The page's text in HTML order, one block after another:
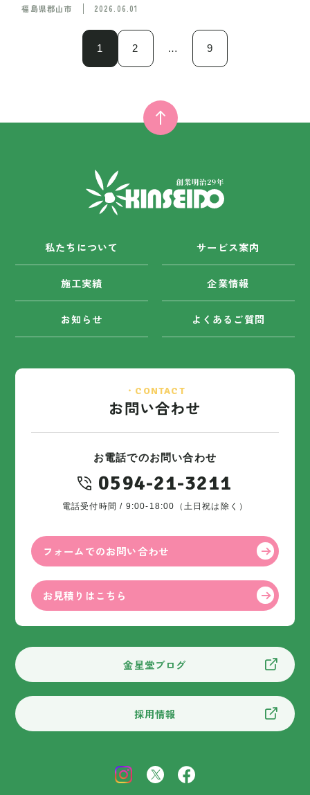
福島県郡山市 2026.06.01
1 2 … 9
私たちについて サービス案内
施工実績 企業情報
お知らせ よくあるご質問
金星堂ブログ
採用情報
・CONTACT
お問い合わせ
お電話でのお問い合わせ
0594-21-3211
電話受付時間 / 9:00-18:00（土日祝は除く）
フォームでのお問い合わせ
お見積りはこちら